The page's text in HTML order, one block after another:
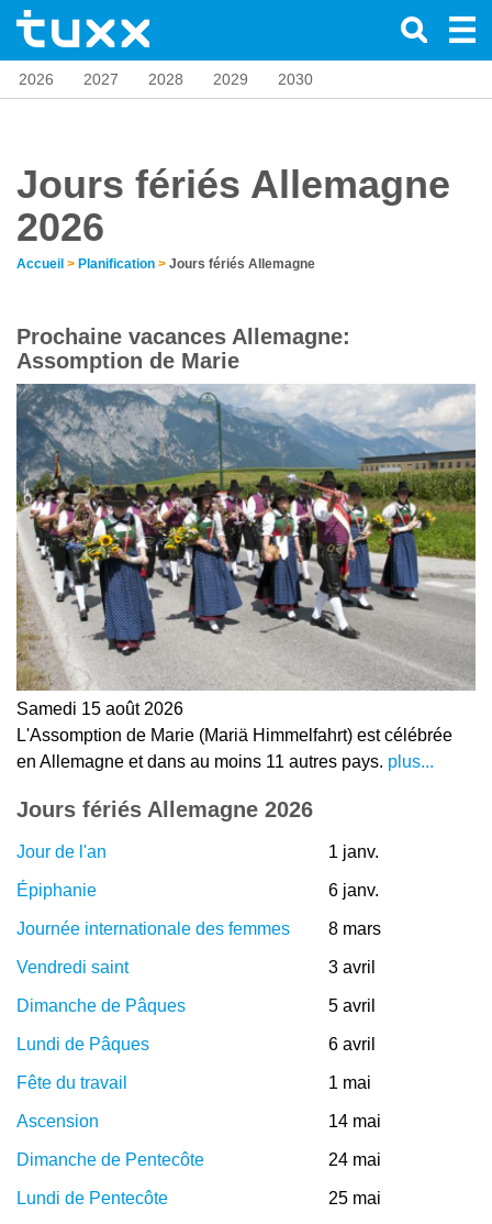
2026 2027 2028 2029 2030
Jours fériés Allemagne
2026
Accueil > Planification > Jours fériés Allemagne
Prochaine vacances Allemagne:
Assomption de Marie
Samedi 15 août 2026
L'Assomption de Marie (Mariä Himmelfahrt) est célébrée
en Allemagne et dans au moins 11 autres pays. plus...
Jours fériés Allemagne 2026
Jour de l'an 1 janv.
Épiphanie 6 janv.
Journée internationale des femmes 8 mars
Vendredi saint 3 avril
Dimanche de Pâques 5 avril
Lundi de Pâques 6 avril
Fête du travail 1 mai
Ascension 14 mai
Dimanche de Pentecôte 24 mai
Lundi de Pentecôte 25 mai